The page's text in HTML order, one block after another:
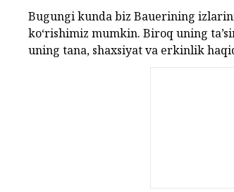
Bugungi kunda biz Bauerining
ko‘rishimiz mumkin. Biroq uning
uning tana, shaxsiyat va erkinlik